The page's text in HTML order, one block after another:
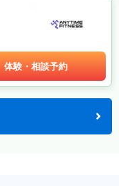
体験・相談予約